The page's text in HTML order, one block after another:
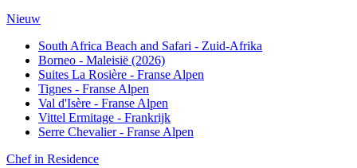
Nieuw
South Africa Beach and Safari - Zuid-Afrika
Borneo - Maleisië (2026)
Suites La Rosière - Franse Alpen
Tignes - Franse Alpen
Val d'Isère - Franse Alpen
Vittel Ermitage - Frankrijk
Serre Chevalier - Franse Alpen
Chef in Residence